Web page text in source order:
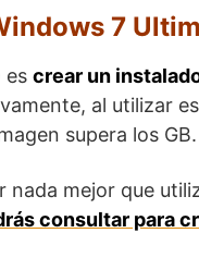
7
es crear un
al utilizar
supera los GB.
nada mejor que
consultar para